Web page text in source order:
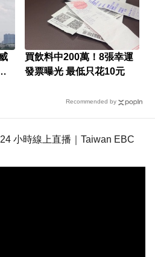
買飲料中200萬！8張幸運
發票曝光 最低只花10元
Recommended by
小時線上直播｜Taiwan EBC